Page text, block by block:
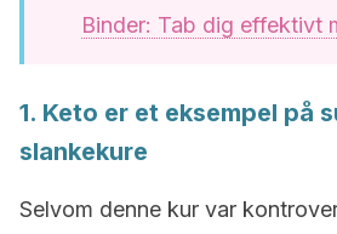
Binder: Tab dig effektivt
1. Keto er et eksempel på
slankekure
Selvom denne kur var